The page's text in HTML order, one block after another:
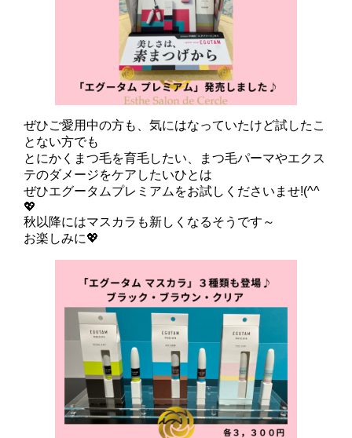
ぜひご愛用中の方も、気にはなっていたけど試したこ
とない方でも
とにかくまつ毛を育毛したい、まつ毛パーマやエクス
テのダメージをケアしたいひとは
ぜひエグータムプレミアムをお試しくださいませ!(^^
💖
秋以降にはマスカラも新しくなるそうです～
お楽しみに💖